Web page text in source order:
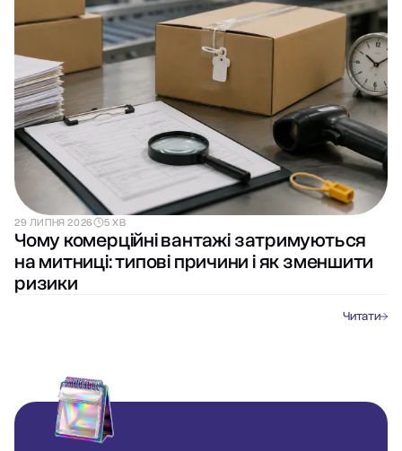
29 ЛИПНЯ 2026 5 ХВ
Чому комерційні вантажі затримуються
на митниці: типові причини і як зменшити
ризики
Читати